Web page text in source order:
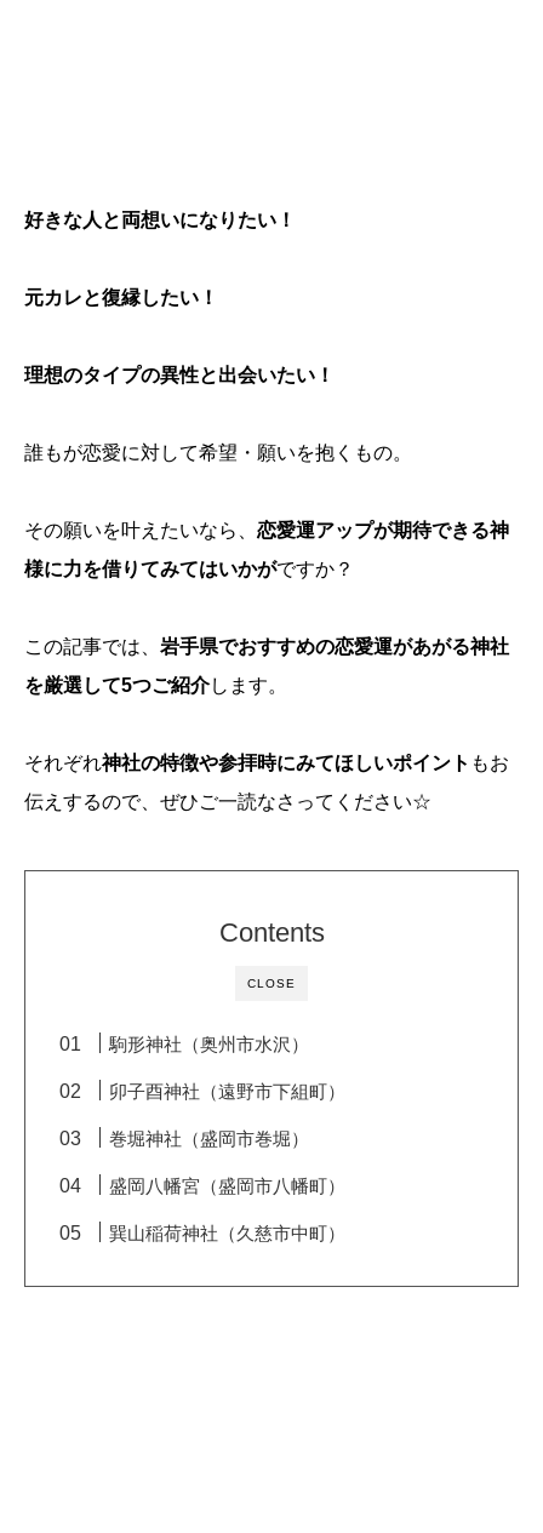
好きな人と両想いになりたい！
元カレと復縁したい！
理想のタイプの異性と出会いたい！
誰もが恋愛に対して希望・願いを抱くもの。
その願いを叶えたいなら、 恋愛運アップが期待できる神
様に力を借りてみてはいかがですか？
この記事では、 岩手県でおすすめの恋愛運があがる神社
を厳選して5つご紹介します。
それぞれ神社の特徴や参拝時にみてほしいポイント もお
伝えするので、ぜひご一読なさってください☆
CLOSE
Contents
駒形神社（奥州市水沢）
卯子酉神社（遠野市下組町）
巻堀神社（盛岡市巻堀）
盛岡八幡宮（盛岡市八幡町）
巽山稲荷神社（久慈市中町）